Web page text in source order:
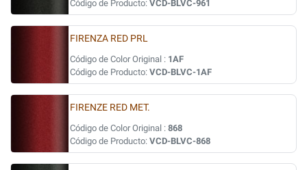
Código de Producto: VCD-BLVC-961
FIRENZA RED PRL
Código de Color Original : 1AF
Código de Producto: VCD-BLVC-1AF
FIRENZE RED MET.
Código de Color Original : 868
Código de Producto: VCD-BLVC-868